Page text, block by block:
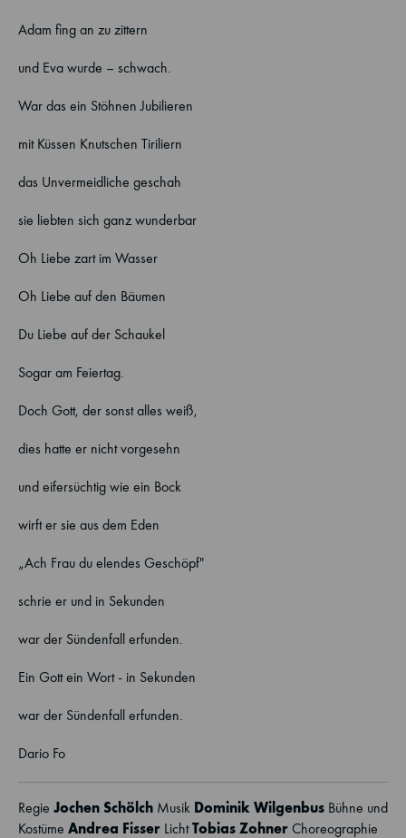
Adam fing an zu zittern
und Eva wurde – schwach.
War das ein Stöhnen Jubilieren
mit Küssen Knutschen Tiriliern
das Unvermeidliche geschah
sie liebten sich ganz wunderbar
Oh Liebe zart im Wasser
Oh Liebe auf den Bäumen
Du Liebe auf der Schaukel
Sogar am Feiertag.
Doch Gott, der sonst alles weiß,
dies hatte er nicht vorgesehn
und eifersüchtig wie ein Bock
wirft er sie aus dem Eden
„Ach Frau du elendes Geschöpf"
schrie er und in Sekunden
war der Sündenfall erfunden.
Ein Gott ein Wort - in Sekunden
war der Sündenfall erfunden.
Dario Fo
Regie Jochen Schölch Musik Dominik Wilgenbus Bühne und
Kostüme Andrea Fisser LichtTobias Zohner Choreographie